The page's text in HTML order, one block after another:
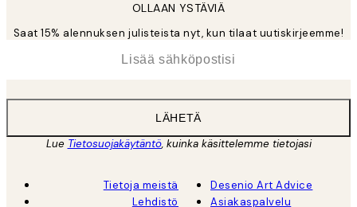
OLLAAN YSTÄVIÄ
Saat 15% alennuksen julisteista nyt, kun tilaat uutiskirjeemme!
LÄHETÄ
Lue Tietosuojakäytäntö, kuinka käsittelemme tietojasi
Tietoja meistä
Lehdistö
Desenio Art Advice
Asiakaspalvelu